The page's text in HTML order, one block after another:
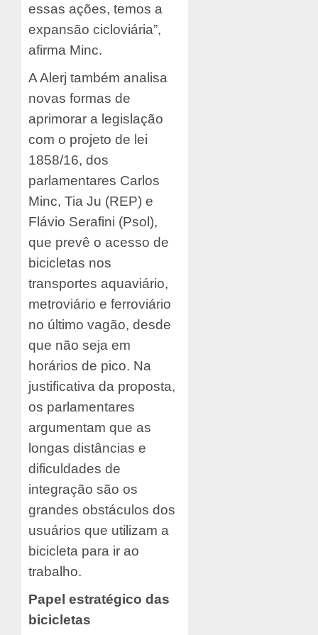
essas ações, temos a
expansão cicloviária”,
afirma Minc.
A Alerj também analisa
novas formas de
aprimorar a legislação
com o projeto de lei
1858/16, dos
parlamentares Carlos
Minc, Tia Ju (REP) e
Flávio Serafini (Psol),
que prevê o acesso de
bicicletas nos
transportes aquaviário,
metroviário e ferroviário
no último vagão, desde
que não seja em
horários de pico. Na
justificativa da proposta,
os parlamentares
argumentam que as
longas distâncias e
dificuldades de
integração são os
grandes obstáculos dos
usuários que utilizam a
bicicleta para ir ao
trabalho.
Papel estratégico das
bicicletas